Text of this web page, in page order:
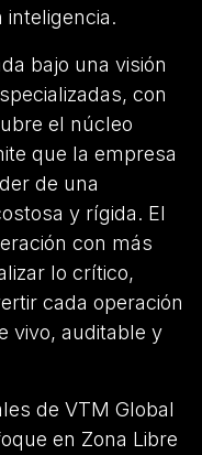
inteligencia.
bajo una visión
con
el núcleo
que la empresa
de una
y rígida. El
con más
lo crítico,
cada operación
vivo, auditable y
de VTM Global
en Zona Libre